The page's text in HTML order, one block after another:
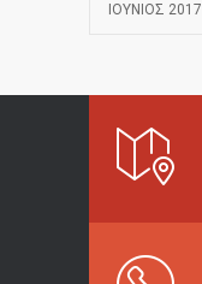
ΙΟΎΝΙΟΣ 2017